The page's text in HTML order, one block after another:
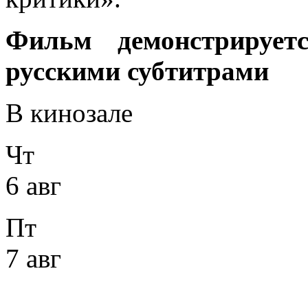
Фильм
русскими субтитрами
В кинозале
Чт
6 авг
Пт
7 авг